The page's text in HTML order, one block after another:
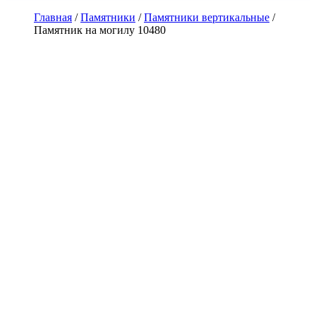
Главная /Памятники /Памятники вертикальные /
Памятник на могилу 10480